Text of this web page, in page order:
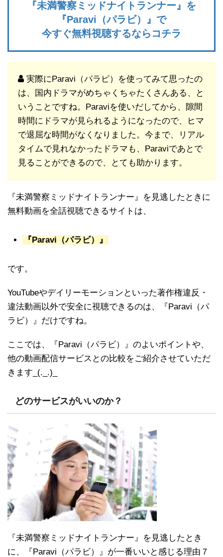
『未満警察ミッドナイトランナー』を
『Paravi（パラビ）』で
今すぐ無料視聴するならコチラ
実際にParavi（パラビ）を使ってみて思ったの
は、国内ドラマがめちゃくちゃたくさんある、と
いうことですね。Paraviを使いだしてから、隙間
時間にドラマが見られるようになったので、ヒマ
で退屈な時間がなくなりました。今まで、リアル
タイムで見れなかったドラマも、Paraviであとで
見ることができるので、とても助かります。
『未満警察ミッドナイトランナー』を見逃したときに
無料動画を全話視聴できるサイトは、
『Paravi（パラビ）』
です。
YouTubeやデイリーモーションといった著作権違反・
違法動画以外で安全に視聴できるのは、『Paravi（パ
ラビ）』だけですね。
ここでは、『Paravi（パラビ）』のよいポイントや、
他の動画配信サービスとの比較をご紹介させていただ
きます_(._.)_
どのサービスがいいのか？
『未満警察ミッドナイトランナー』を見逃したとき
に、『Paravi（パラビ）』が一番いいと感じる理由７